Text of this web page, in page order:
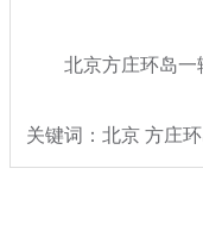
北京方庄环岛一
关键词：北京 方庄